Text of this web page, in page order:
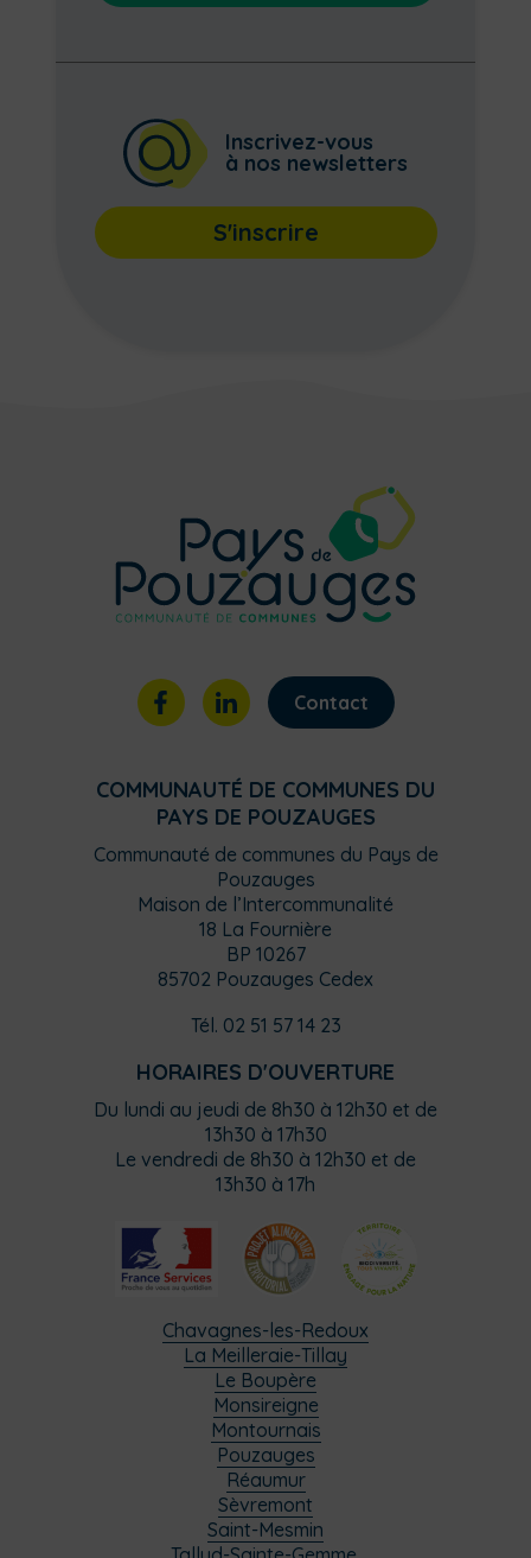
Inscrivez-vous
à nos newsletters
S'inscrire
Contact
COMMUNAUTÉ DE COMMUNES DU
PAYS DE POUZAUGES
Communauté de communes du Pays de
Pouzauges
Maison de l’Intercommunalité
18 La Fournière
BP 10267
85702 Pouzauges Cedex
Tél. 02 51 57 14 23
HORAIRES D'OUVERTURE
Du lundi au jeudi de 8h30 à 12h30 et de
13h30 à 17h30
Le vendredi de 8h30 à 12h30 et de
13h30 à 17h
Chavagnes-les-Redoux
La Meilleraie-Tillay
Le Boupère
Monsireigne
Montournais
Pouzauges
Réaumur
Sèvremont
Saint-Mesmin